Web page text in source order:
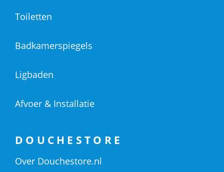
Toiletten
Badkamerspiegels
Ligbaden
Afvoer & Installatie
DOUCHESTORE
Over Douchestore.nl